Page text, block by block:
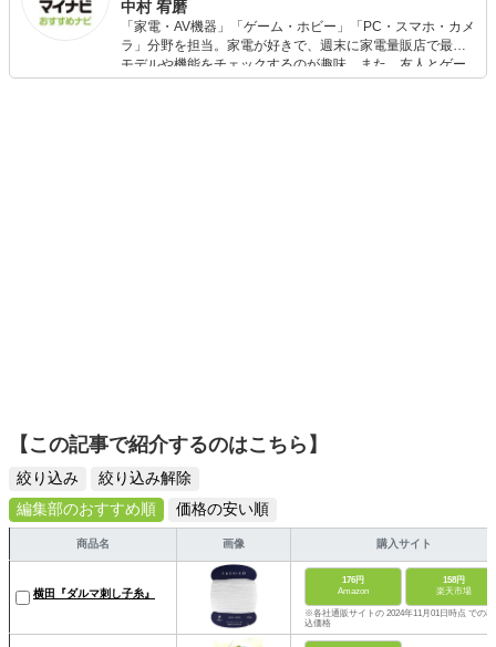
中村 宥磨
「家電・AV機器」「ゲーム・ホビー」「PC・スマホ・カメ
ラ」分野を担当。家電が好きで、週末に家電量販店で最新
モデルや機能をチェックするのが趣味。また、友人とゲー
ムを楽しみながら、新作タイトルやイベント情報もいち早
【この記事で紹介するのはこちら】
絞り込み
絞り込み解除
編集部のおすすめ順
価格の安い順
商品名 画像 購入サイト
横田『ダルマ刺し子糸』
176円
Amazon
158円
楽天市場
※各社通販サイトの 2024年11月01日時点 での税
込価格